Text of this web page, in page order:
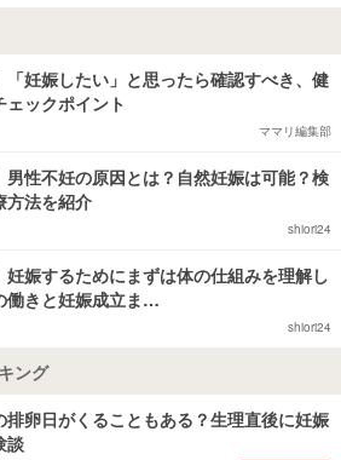
「妊娠したい」と思ったら確認すべき、健
ェックポイント
ママリ編集部
男性不妊の原因とは？自然妊娠は可能？検
方法を紹介
shiori24
妊娠するためにまずは体の仕組みを理解し
働きと妊娠成立ま…
shiori24
ング
排卵日がくることもある？生理直後に妊娠
談